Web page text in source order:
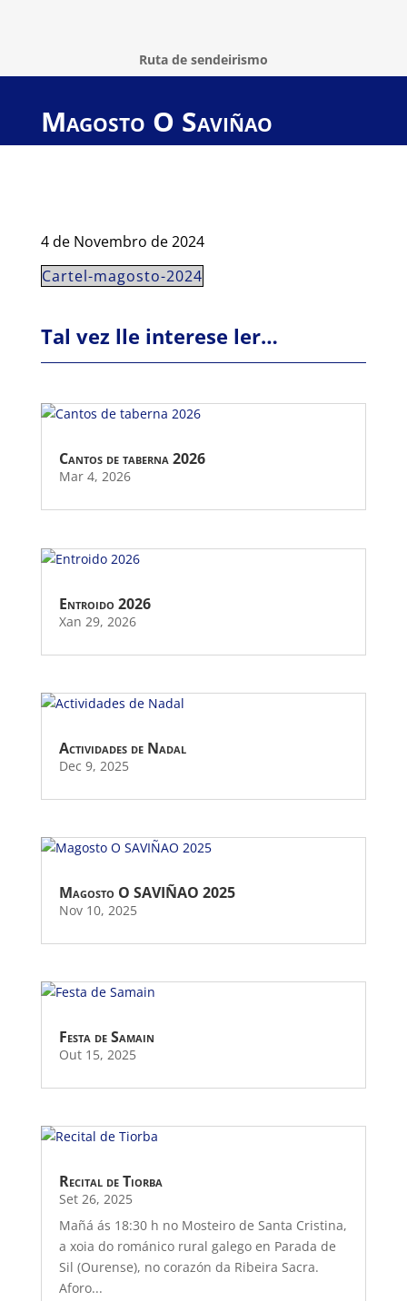
Ruta de sendeirismo
Magosto O Saviñao
4 de Novembro de 2024
Cartel-magosto-2024
Tal vez lle interese ler…
Cantos de taberna 2026
Mar 4, 2026
Entroido 2026
Xan 29, 2026
Actividades de Nadal
Dec 9, 2025
Magosto O SAVIÑAO 2025
Nov 10, 2025
Festa de Samain
Out 15, 2025
Recital de Tiorba
Set 26, 2025
Mañá ás 18:30 h no Mosteiro de Santa Cristina,
a xoia do románico rural galego en Parada de
Sil (Ourense), no corazón da Ribeira Sacra.
Aforo...